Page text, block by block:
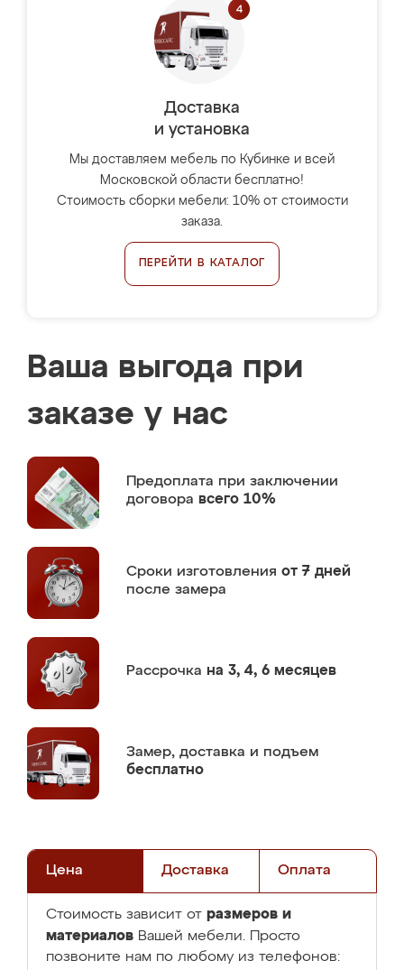
Доставка
и установка
Мы доставляем мебель по Кубинке и всей
Московской области бесплатно!
Стоимость сборки мебели: 10% от стоимости
заказа.
ПЕРЕЙТИ В КАТАЛОГ
Ваша выгода при
заказе у нас
Предоплата при заключении
договора всего 10%
Сроки изготовления от 7 дней
после замера
Рассрочка на 3, 4, 6 месяцев
Замер, доставка и подъем
бесплатно
Цена Доставка Оплата
Стоимость зависит от размеров и
материалов Вашей мебели. Просто
позвоните нам по любому из телефонов: